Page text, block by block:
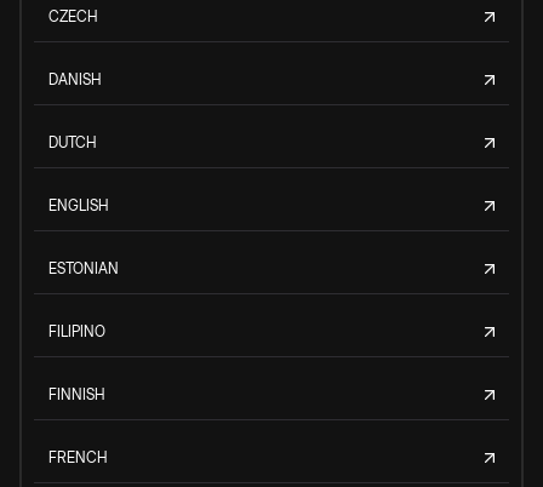
CZECH
DANISH
DUTCH
ENGLISH
ESTONIAN
FILIPINO
FINNISH
FRENCH